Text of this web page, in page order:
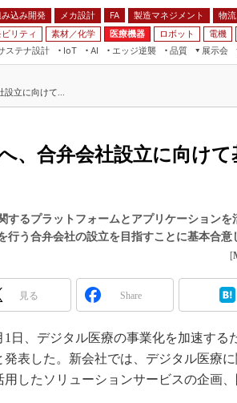
込み開発 メカ設計 FA 製造マネジメント 物流
リティ 素材／化学 医療機器 ロボット 電機
ステナ設計
IoT
AI
エッジ逆襲 品質
展示会
JIMTOF
IIFES
TECHNO-FRONTIER
スマート工場EXPO
EdgeTech+
AUTOMOTIVE WORLD
産業オープンネット展
VR／AR
フィールドサービス
組み込み画像技術
組み込みモデリング
車載ソフト開発
ISO26262
無償設計ツール
3Dプリンタ
デジタルツインとCAE
FA
モビリティ
立に向けて...
、合弁会社設立に向けて
するプラットフォームとアプリケーションを
う合弁会社の設立を目指すことに基本合意
[
見る Share
、デジタル医療の事業化を加速する
表した。新会社では、デジタル医療に
したソリューションサービスの企画、